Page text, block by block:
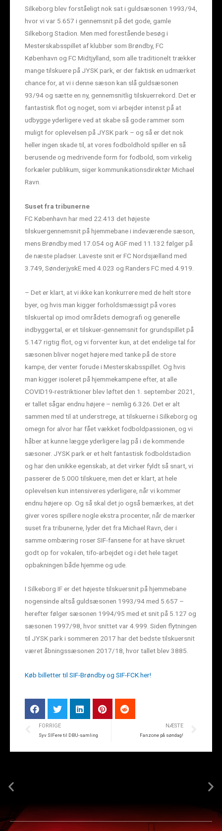
Silkeborg blev forståeligt nok sat i guldsæsonen 1993/94,
hvor vi var 5.657 i gennemsnit på det gode, gamle
Silkeborg Stadion. Men med forestående besøg i
Mesterskabsspillet af klubber som Brøndby, FC
København og FC Midtjylland, som alle traditionelt trækker
mange tilskuere på JYSK park, er der faktisk en udmærket
chance for, at vi i denne sæson kan slå guldsæsonen
93/94 og sætte en ny, gennemsnitlig tilskuerrekord. Det er
fantastisk flot og noget, som vi arbejder intenst på at
udbygge yderligere ved at skabe så gode rammer som
muligt for oplevelsen på JYSK park – og så er det nok
heller ingen skade til, at vores fodboldhold spiller en så
berusende og medrivende form for fodbold, som virkelig
forkæler publikum, siger kommunikationsdirektør Michael
Ravn.
Suset fra tribunerne
FC København har med 22.413 det højeste
tilskuergennemsnit på hjemmebane i indeværende sæson,
mens Brøndby med 17.054 og AGF med 11.132 følger på
de næste pladser. Laveste snit er FC Nordsjælland med
3.749, SønderjyskE med 4.023 og Randers FC med 4.919.
– Det er klart, at vi ikke kan konkurrere med de helt store
byer, og hvis man kigger forholdsmæssigt på vores
tilskuertal op imod områdets demografi og generelle
indbyggertal, er et tilskuer-gennemsnit for grundspillet på
5.147 rigtig flot, og vi forventer kun, at det endelige tal for
sæsonen bliver noget højere med tanke på de store
kampe, der venter forude i Mesterskabsspillet. Og hvis
man kigger isoleret på hjemmekampene efter, at alle
COVID19-restriktioner blev løftet den 1. september 2021,
er tallet sågar endnu højere – nemlig 6.326. Det er alt
sammen med til at understrege, at tilskuerne i Silkeborg og
omegn for alvor har fået vækket fodboldpassionen, og vi
håber at kunne lægge yderligere lag på i de kommende
sæsoner. JYSK park er et helt fantastisk fodboldstadion
og har den unikke egenskab, at det virker fyldt så snart, vi
passerer de 5.000 tilskuere, men det er klart, at hele
oplevelsen kun intensiveres yderligere, når vi kommer
endnu højere op. Og så skal det jo også bemærkes, at det
giver vores spillere nogle ekstra procenter, når de mærker
suset fra tribunerne, lyder det fra Michael Ravn, der i
samme ombæring roser SIF-fansene for at have skruet
godt op for vokalen, tifo-arbejdet og i det hele taget
opbakningen både hjemme og ude.
I Silkeborg IF er det højeste tilskuersnit på hjemmebane
nogensinde altså guldsæsonen 1993/94 med 5.657 –
herefter følger sæsonen 1994/95 med et snit på 5.127 og
sæsonen 1997/98, hvor snittet var 4.999. Siden flytningen
til JYSK park i sommeren 2017 har det bedste tilskuersnit
været åbningssæsonen 2017/18, hvor tallet blev 3885.
Køb billetter til SIF-Brøndby og SIF-FCK her!
FORRIGE
Syv SIFere til DBU-samling
NÆSTE
Fanzone på søndag!